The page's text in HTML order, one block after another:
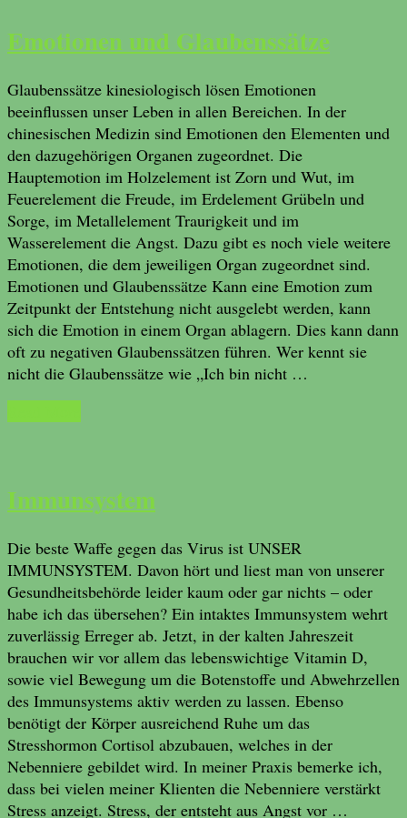
Emotionen und Glaubenssätze
Glaubenssätze kinesiologisch lösen Emotionen
beeinflussen unser Leben in allen Bereichen. In der
chinesischen Medizin sind Emotionen den Elementen und
den dazugehörigen Organen zugeordnet. Die
Hauptemotion im Holzelement ist Zorn und Wut, im
Feuerelement die Freude, im Erdelement Grübeln und
Sorge, im Metallelement Traurigkeit und im
Wasserelement die Angst. Dazu gibt es noch viele weitere
Emotionen, die dem jeweiligen Organ zugeordnet sind.
Emotionen und Glaubenssätze Kann eine Emotion zum
Zeitpunkt der Entstehung nicht ausgelebt werden, kann
sich die Emotion in einem Organ ablagern. Dies kann dann
oft zu negativen Glaubenssätzen führen. Wer kennt sie
nicht die Glaubenssätze wie „Ich bin nicht …
Immunsystem
Die beste Waffe gegen das Virus ist UNSER
IMMUNSYSTEM. Davon hört und liest man von unserer
Gesundheitsbehörde leider kaum oder gar nichts – oder
habe ich das übersehen? Ein intaktes Immunsystem wehrt
zuverlässig Erreger ab. Jetzt, in der kalten Jahreszeit
brauchen wir vor allem das lebenswichtige Vitamin D,
sowie viel Bewegung um die Botenstoffe und Abwehrzellen
des Immunsystems aktiv werden zu lassen. Ebenso
benötigt der Körper ausreichend Ruhe um das
Stresshormon Cortisol abzubauen, welches in der
Nebenniere gebildet wird. In meiner Praxis bemerke ich,
dass bei vielen meiner Klienten die Nebenniere verstärkt
Stress anzeigt. Stress, der entsteht aus Angst vor …